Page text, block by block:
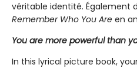
véritable identité. Également
Remember Who You Are en
You are more powerful than
In this lyrical picture book,